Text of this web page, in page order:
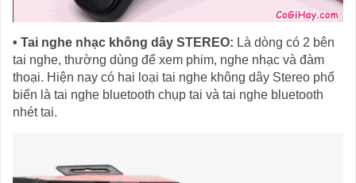
• Tai nghe nhạc không dây STEREO: Là dòng có 2 bên
tai nghe, thường dùng để xem phim, nghe nhạc và đàm
thoại. Hiện nay có hai loại tai nghe không dây Stereo phổ
biến là tai nghe bluetooth chụp tai và tai nghe bluetooth
nhét tai.